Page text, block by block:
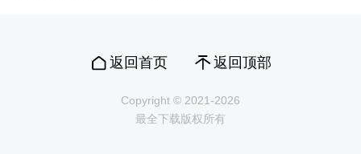
返回首页 返回顶部
Copyright © 2021-2026
最全下载版权所有